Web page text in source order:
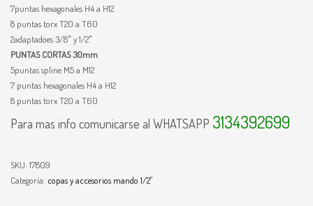
7puntas hexagonales H4 a H12
8 puntas torx T20 a T60
2adaptadoes 3/8″ y 1/2″
PUNTAS CORTAS 30mm
5puntas spline M5 a M12
7 puntas hexagonales H4 a H12
8 puntas torx T20 a T60
Para mas info comunicarse al WHATSAPP 3134392699
SKU: 17809
Categoría: copas y accesorios mando 1/2"